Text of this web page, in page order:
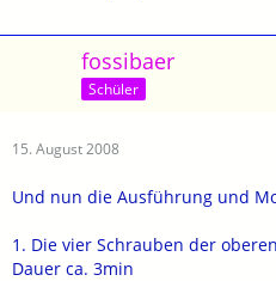
fossibaer
Schüler
15. August 2008
Und nun die Ausführung und
1. Die vier Schrauben der
Dauer ca. 3min